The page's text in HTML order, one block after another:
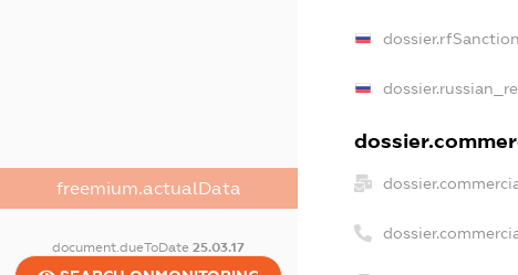
freemium.actualData
document.dueToDate25.03.17